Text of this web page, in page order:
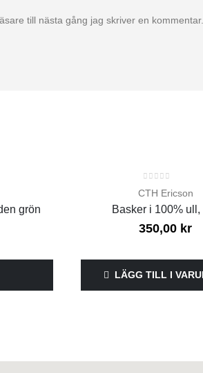
till nästa gång jag skriver en kommentar.
grön
CTH Ericson
Basker i 100% ull,
350,00 kr
LÄGG TILL I